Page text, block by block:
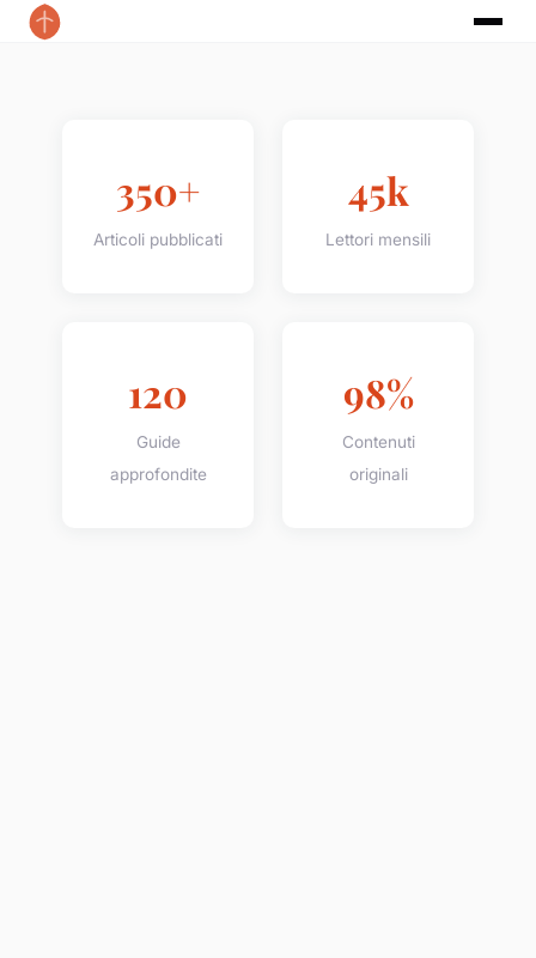
350+
Articoli pubblicati
45k
Lettori mensili
120
Guide
approfondite
98%
Contenuti
originali